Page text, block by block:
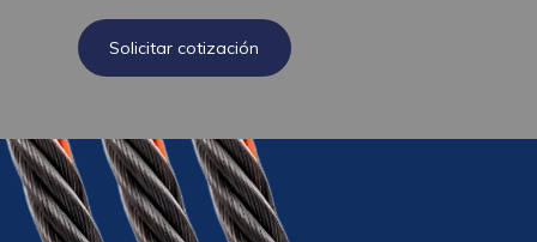
Solicitar cotización